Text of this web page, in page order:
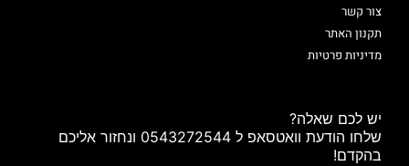
צור קשר
תקנון האתר
מדיניות פרטיות
יש לכם שאלה?
שלחו הודעת וואטסאפ ל 0543272544 ונחזור אליכם
בהקדם!